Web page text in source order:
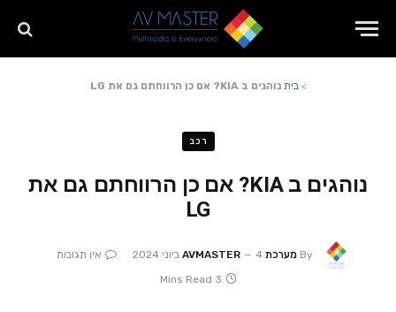
>בית נוהגים ב KIA? אם כן הרווחתם גם את LG
רכב
נוהגים ב KIA? אם כן הרווחתם גם את
LG
By מערכת AVMASTER4 ביוני 2024
אין תגובות
3 Mins Read